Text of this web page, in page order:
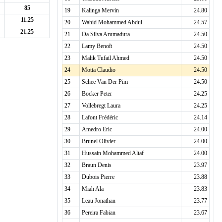
85
11.25
21.25
19
Kalinga Mervin
24.80
20
Wahid Mohammed Abdul
24.57
21
Da Silva Arumadura
24.50
22
Lamy Benoît
24.50
23
Malik Tufail Ahmed
24.50
24
Motta Claudio
24.50
25
Schee Van Der Pim
24.50
26
Bocker Peter
24.25
27
Vollebregt Laura
24.25
28
Lafont Frédéric
24.14
29
Amedro Eric
24.00
30
Brunel Olivier
24.00
31
Hussain Mohammed Altaf
24.00
32
Braun Denis
23.97
33
Dubois Pierre
23.88
34
Miah Ala
23.83
35
Leau Jonathan
23.77
36
Pereira Fabian
23.67